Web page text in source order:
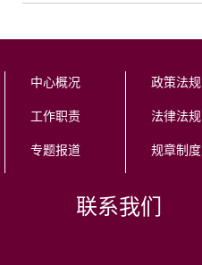
中心概况
工作职责
专题报道
政策法规
法律法规
规章制度
联系我们